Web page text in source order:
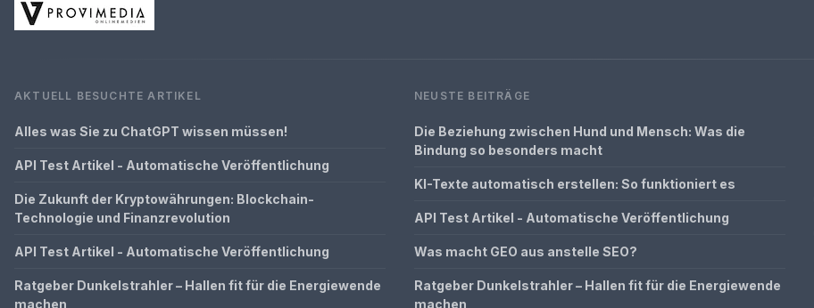
AKTUELL BESUCHTE ARTIKEL
Alles was Sie zu ChatGPT wissen müssen!
API Test Artikel - Automatische Veröffentlichung
Die Zukunft der Kryptowährungen: Blockchain-
Technologie und Finanzrevolution
API Test Artikel - Automatische Veröffentlichung
Ratgeber Dunkelstrahler – Hallen fit für die Energiewende
machen
NEUSTE BEITRÄGE
Die Beziehung zwischen Hund und Mensch: Was die
Bindung so besonders macht
KI-Texte automatisch erstellen: So funktioniert es
API Test Artikel - Automatische Veröffentlichung
Was macht GEO aus anstelle SEO?
Ratgeber Dunkelstrahler – Hallen fit für die Energiewende
machen